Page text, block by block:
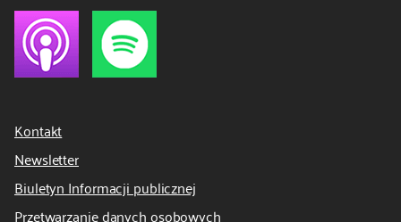
Kontakt
Newsletter
Biuletyn Informacji publicznej
Przetwarzanie danych osobowych